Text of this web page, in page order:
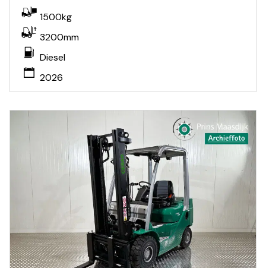
1500kg
3200mm
Diesel
2026